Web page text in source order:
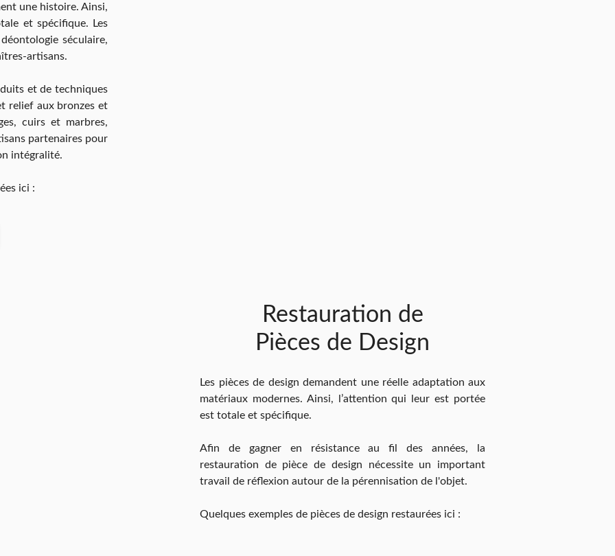
une histoire. Ainsi,
et spécifique. Les
séculaire,
artisans.
et de techniques
relief aux bronzes et
cuirs et marbres,
partenaires pour
intégralité.
ici :
Restauration de
Pièces de Design
Les pièces de design demandent une réelle adaptation aux
matériaux modernes. Ainsi, l’attention qui leur est portée
est totale et spécifique.
Afin de gagner en résistance au fil des années, la
restauration de pièce de design nécessite un important
travail de réflexion autour de la pérennisation de l'objet.
Quelques exemples de pièces de design restaurées ici :